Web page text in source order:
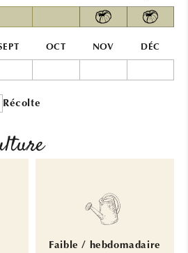
OCT NOV DÉC
Récolte
Faible / hebdomadaire